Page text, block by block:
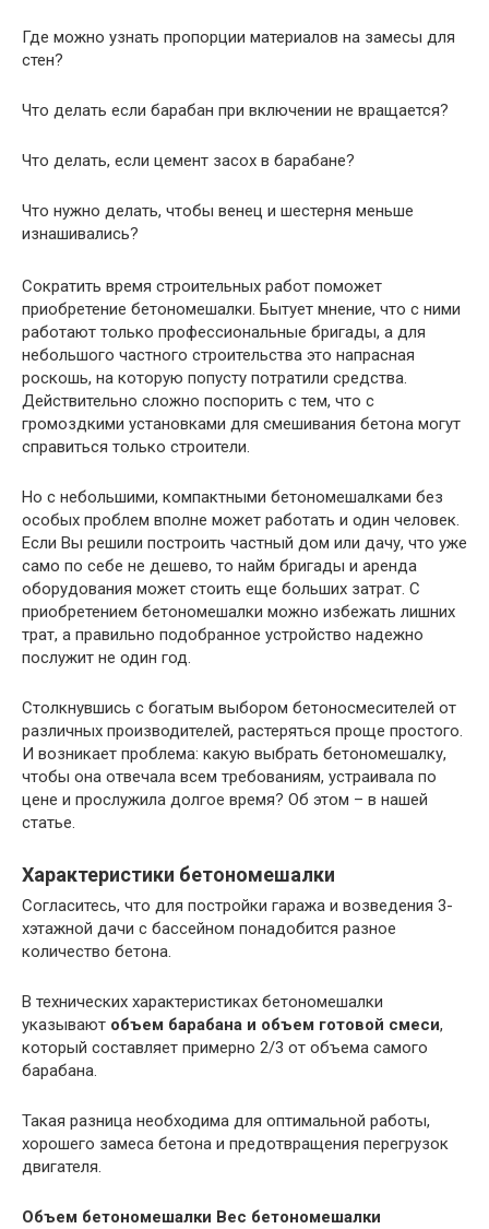
Где можно узнать пропорции материалов на замесы для
стен?
Что делать если барабан при включении не вращается?
Что делать, если цемент засох в барабане?
Что нужно делать, чтобы венец и шестерня меньше
изнашивались?
Сократить время строительных работ поможет
приобретение бетономешалки. Бытует мнение, что с ними
работают только профессиональные бригады, а для
небольшого частного строительства это напрасная
роскошь, на которую попусту потратили средства.
Действительно сложно поспорить с тем, что с
громоздкими установками для смешивания бетона могут
справиться только строители.
Но с небольшими, компактными бетономешалками без
особых проблем вполне может работать и один человек.
Если Вы решили построить частный дом или дачу, что уже
само по себе не дешево, то найм бригады и аренда
оборудования может стоить еще больших затрат. С
приобретением бетономешалки можно избежать лишних
трат, а правильно подобранное устройство надежно
послужит не один год.
Столкнувшись с богатым выбором бетоносмесителей от
различных производителей, растеряться проще простого.
И возникает проблема: какую выбрать бетономешалку,
чтобы она отвечала всем требованиям, устраивала по
цене и прослужила долгое время? Об этом – в нашей
статье.
Характеристики бетономешалки
Согласитесь, что для постройки гаража и возведения 3-
хэтажной дачи с бассейном понадобится разное
количество бетона.
В технических характеристиках бетономешалки
указывают объем барабана и объем готовой смеси,
который составляет примерно 2/3 от объема самого
барабана.
Такая разница необходима для оптимальной работы,
хорошего замеса бетона и предотвращения перегрузок
двигателя.
Объем бетономешалки Вес бетономешалки